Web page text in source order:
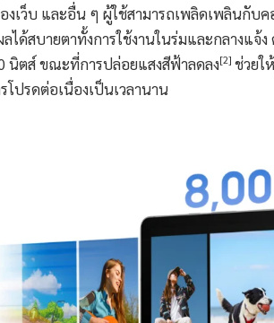
งเว็บ และอื่น ๆ ผู้ใช้สามารถเพลิดเพลินกับ
ได้สบายตาทั้งการใช้งานในร่มและกลางแจ้
นิตส์ ขณะที่การปล่อยแสงสีฟ้าลดลง[2] ช่วยใ
โปรดต่อเนื่องเป็นเวลานาน